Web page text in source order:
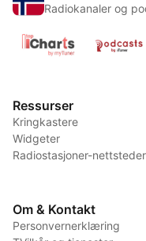
Radiokanaler og
Ressurser
Kringkastere
Widgeter
Radiostasjoner-
Om & Kontakt
Personvernerklæring